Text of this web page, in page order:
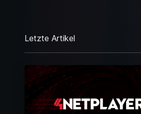
Letzte Artikel